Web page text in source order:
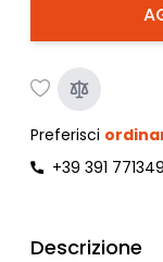
Preferisci
+39 391
Descrizione